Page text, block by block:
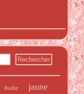
boîte jaune